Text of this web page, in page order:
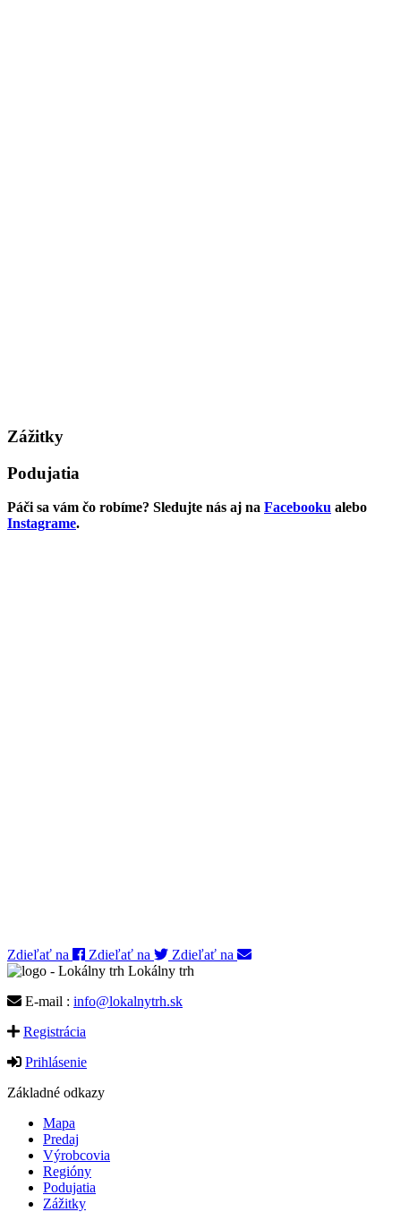
Zážitky
Podujatia
Páči sa vám čo robíme? Sledujte nás aj na Facebooku alebo
Instagrame.
Zdieľať na Zdieľať na
Zdieľať na
Lokálny trh
E-mail : info@lokalnytrh.sk
Registrácia
Prihlásenie
Základné odkazy
Mapa
Predaj
Výrobcovia
Regióny
Podujatia
Zážitky